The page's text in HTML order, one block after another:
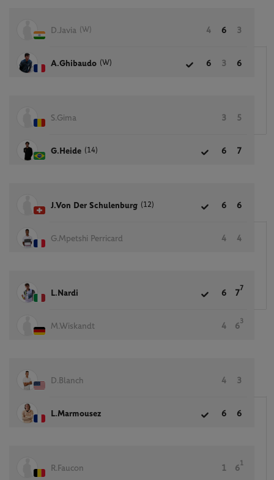
D.Javia (W) 4 6 3
A.Ghibaudo (W) 6 3 6
S.Gima 3 5
G.Heide (14) 6 7
J.Von Der Schulenburg (12) 6 6
G.Mpetshi Perricard 4 4
L.Nardi 6 7
7
M.Wiskandt 4 6
3
D.Blanch 4 3
L.Marmousez 6 6
R.Faucon 1 6
1